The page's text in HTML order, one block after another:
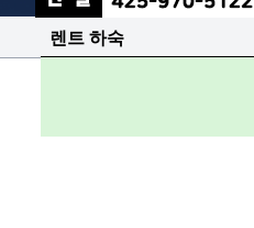
렌트 하숙